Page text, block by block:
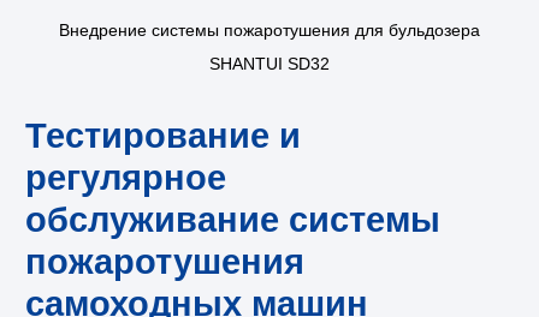
Внедрение системы пожаротушения для бульдозера
SHANTUI SD32
Услуги
Оборудование
Документация
Филиалы